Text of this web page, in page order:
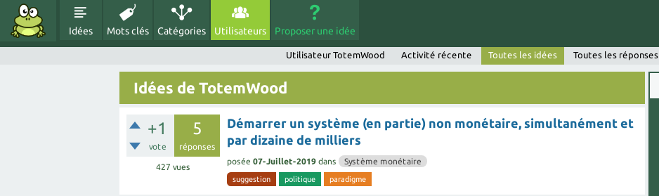
Idées Mots clés Catégories Utilisateurs Proposer une idée
Utilisateur TotemWood Activité récente Toutes les idées Toutes les réponses
Idées de TotemWood
+1
vote
5
réponses
427 vues
Démarrer un système (en partie) non monétaire, simultanément et
par dizaine de milliers
posée 07-Juillet-2019 dans Système monétaire
suggestion politique paradigme